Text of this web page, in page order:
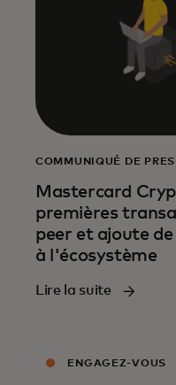
COMMUNIQUÉ DE
Mastercard
premières
peer et ajoute
à l'écosystème
Lire la suite
ENGAGEZ-VOUS